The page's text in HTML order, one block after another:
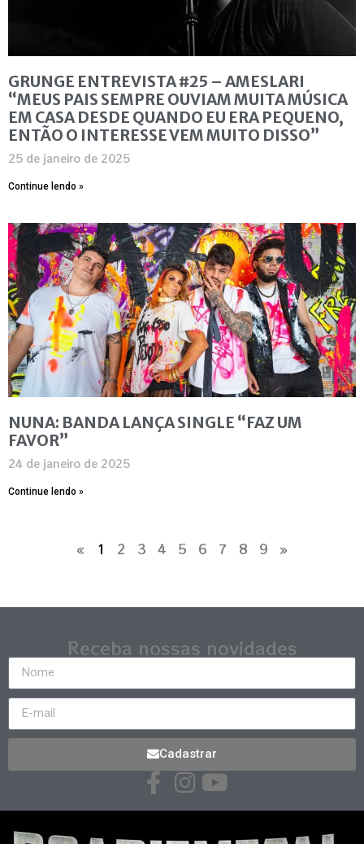
GRUNGE ENTREVISTA #25 – AMESLARI
“MEUS PAIS SEMPRE OUVIAM MUITA MÚSICA
EM CASA DESDE QUANDO EU ERA PEQUENO,
ENTÃO O INTERESSE VEM MUITO DISSO”
25 de janeiro de 2025
Continue lendo »
NUNA: BANDA LANÇA SINGLE “FAZ UM
FAVOR”
24 de janeiro de 2025
Continue lendo »
« 1 2 3 4 5 6 7 8 9 »
Receba nossas novidades
Cadastrar